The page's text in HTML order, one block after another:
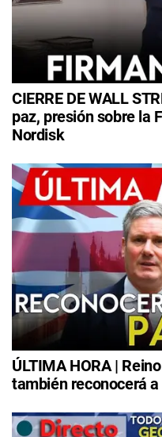
CIERRE DE WALL
paz, presión sobre la
Nordisk
ÚLTIMA HORA |
también reconocerá